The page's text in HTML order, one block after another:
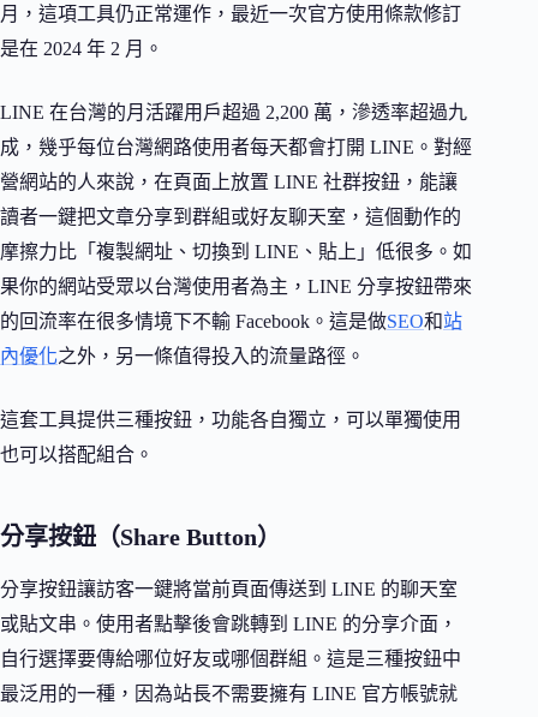
月，這項工具仍正常運作，最近一次官方使用條款修訂
是在 2024 年 2 月。
LINE 在台灣的月活躍用戶超過 2,200 萬，滲透率超過九
成，幾乎每位台灣網路使用者每天都會打開 LINE。對經
營網站的人來說，在頁面上放置 LINE 社群按鈕，能讓
讀者一鍵把文章分享到群組或好友聊天室，這個動作的
摩擦力比「複製網址、切換到 LINE、貼上」低很多。如
果你的網站受眾以台灣使用者為主，LINE 分享按鈕帶來
的回流率在很多情境下不輸 Facebook。這是做SEO和站
內優化之外，另一條值得投入的流量路徑。
這套工具提供三種按鈕，功能各自獨立，可以單獨使用
也可以搭配組合。
分享按鈕（Share Button）
分享按鈕讓訪客一鍵將當前頁面傳送到 LINE 的聊天室
或貼文串。使用者點擊後會跳轉到 LINE 的分享介面，
自行選擇要傳給哪位好友或哪個群組。這是三種按鈕中
最泛用的一種，因為站長不需要擁有 LINE 官方帳號就